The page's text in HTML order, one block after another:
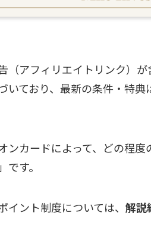
（アフィリエイトリンク）
いており、最新の条件・特典
ンカードによって、どの程
」です。
イント制度については、 解説